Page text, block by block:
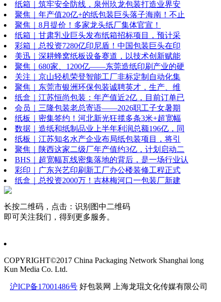
纸箱｜筑牢安全防线，泉州玖龙包装打造业界安
聚焦｜年产值20亿+的纸包装巨头落子海南！不止
聚焦｜8月提价！多家龙头纸厂集体官宣！
纸箱｜甘肃乳业巨头发布纸箱招标项目，预计采
彩箱｜总投资7280亿印尼盾！中国包装巨头在印
美迅｜深耕蜂窝纸板设备赛道，以技术创新赋能
聚焦｜680家、1200亿——东莞造纸印刷产业的硬
关注｜京山轻机荣登智能工厂非标定制自动化集
聚焦｜东莞市银洲环保包装诚聘英才，生产、维
纸盒｜江苏恒尚包装：年产值近2亿，目前订单已
会员｜三隆包装老总寄语——2026职工子女暑期
纸板｜密集签约！河北新光狂揽多条3米+超宽幅
数据｜造纸和纸制品业上半年利润总额196亿，同
纸板｜江苏知名水产企业布局纸包装项目，将引
聚焦｜陕西这家二级厂年产值约3亿，计划启动二
BHS｜超宽幅瓦线密集落地的背后，是一场行业认
彩印｜广东兴艺印刷新工厂办公楼装修工程正式
纸盒｜总投资2000万！吉林梅河口一包装厂新建
长按二维码，点击：识别图中二维码
即可关注我们，得到更多服务。
COPYRIGHT©2017 China Packaging Network Shanghai long
Kun Media Co. Ltd.
沪ICP备17001486号 好包装网 上海龙琨文化传媒有限公司